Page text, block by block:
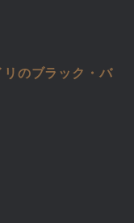
のブラック・バ